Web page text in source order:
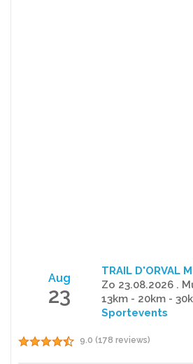
Aug
23
TRAIL D'ORVAL
Zo 23.08.2026 .
13km - 20km -
Sportevents
9.0 (178 reviews)